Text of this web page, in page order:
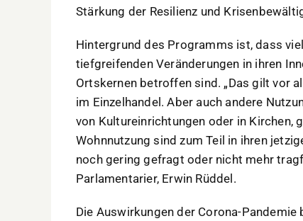
Stärkung der Resilienz und
Hintergrund des Programms ist, dass
tiefgreifenden Veränderungen in ihren
Ortskernen betroffen sind. „Das gilt vor
im Einzelhandel. Aber auch andere
von Kultureinrichtungen oder in Kirchen,
Wohnnutzung sind zum Teil in ihren
noch gering gefragt oder nicht mehr
Parlamentarier, Erwin Rüddel.
Die Auswirkungen der Corona-